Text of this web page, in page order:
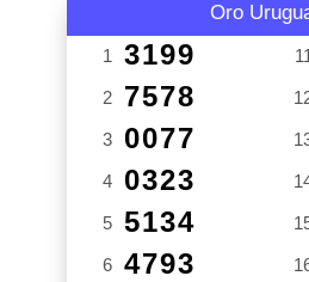
Oro
1 3199
2 7578
3 0077
4 0323
5 5134
6 4793
11